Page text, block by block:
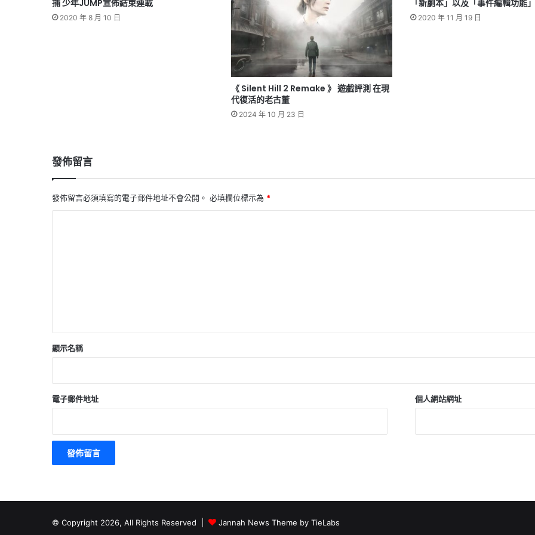
捕 少年JUMP宣佈結束連載
2020 年 8 月 10 日
《 Silent Hill 2 Remake 》 遊戲評測 在現
代復活的老古董
2024 年 10 月 23 日
「新劇本」以及「事件編輯功能」
2020 年 11 月 19 日
發佈留言
發佈留言必須填寫的電子郵件地址不會公開。 必填欄位標示為 *
顯示名稱
電子郵件地址 個人網站網址
© Copyright 2026, All Rights Reserved | Jannah News Theme by TieLabs